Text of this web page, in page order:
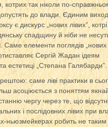
котрих так ніколи по-
до влади. Єдиним
є дискурс „нових лівих”,
спадщину й ніби не
Саме елементи поглядів „нових
Сергій Жадан ідеям
та естетиці „Степана Галябарди”.
саме ліві практики в
асоціюється з поняттям
чергу через те, що
і послідовних лівих при
ньюзмейкерах робить не